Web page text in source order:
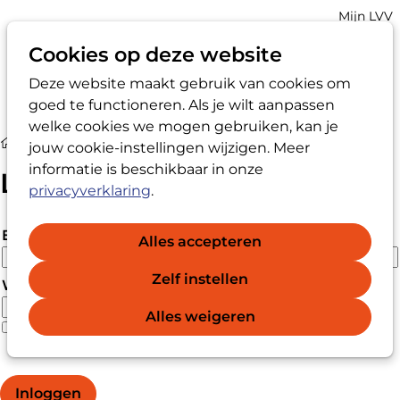
Cookies op deze website
Deze website maakt gebruik van cookies om
goed te functioneren. Als je wilt aanpassen
welke cookies we mogen gebruiken, kan je
jouw cookie-instellingen wijzigen. Meer
informatie is beschikbaar in onze
privacyverklaring.
Alles accepteren
Zelf instellen
Alles weigeren
Zoek
Account
Mijn LVV
Login
Login
E-mailadres
Wachtwoord
Wachtwoord weergeven
Wachtwoord vergeten?
Inloggen